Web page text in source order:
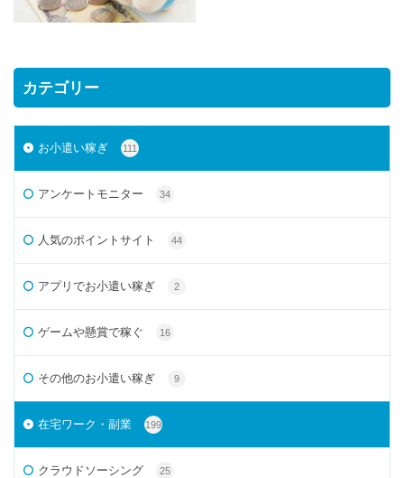
カテゴリー
お小遣い稼ぎ 111
アンケートモニター 34
人気のポイントサイト 44
アプリでお小遣い稼ぎ 2
ゲームや懸賞で稼ぐ 16
その他のお小遣い稼ぎ 9
在宅ワーク・副業 199
クラウドソーシング 25